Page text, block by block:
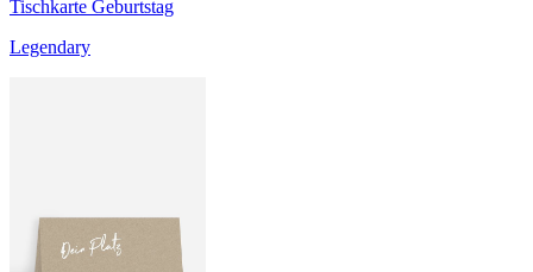
Tischkarte Geburtstag
Legendary